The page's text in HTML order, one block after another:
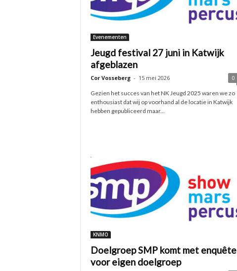
Evenementen
Jeugd festival 27 juni in Katwijk
afgeblazen
Cor Vosseberg - 15 mei 2026 0
Gezien het succes van het NK Jeugd 2025 waren we zo
enthousiast dat wij op voorhand al de locatie in Katwijk
hebben gepubliceerd maar...
KNMO
Doelgroep SMP komt met enquête
voor eigen doelgroep